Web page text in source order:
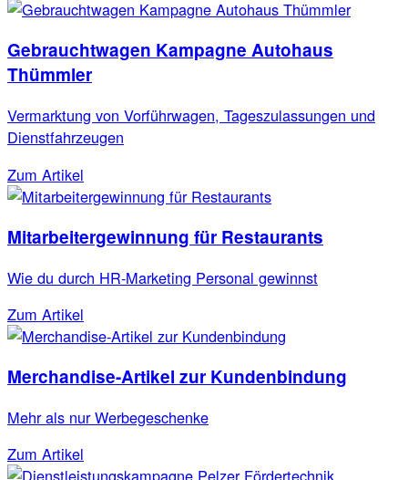
Gebrauchtwagen Kampagne Autohaus
Thümmler
Vermarktung von Vorführwagen, Tageszulassungen und
Dienstfahrzeugen
Zum Artikel
Mitarbeitergewinnung für Restaurants
Wie du durch HR-Marketing Personal gewinnst
Zum Artikel
Merchandise-Artikel zur Kundenbindung
Mehr als nur Werbegeschenke
Zum Artikel